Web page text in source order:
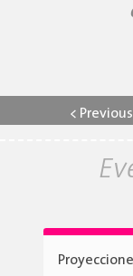
< Previous